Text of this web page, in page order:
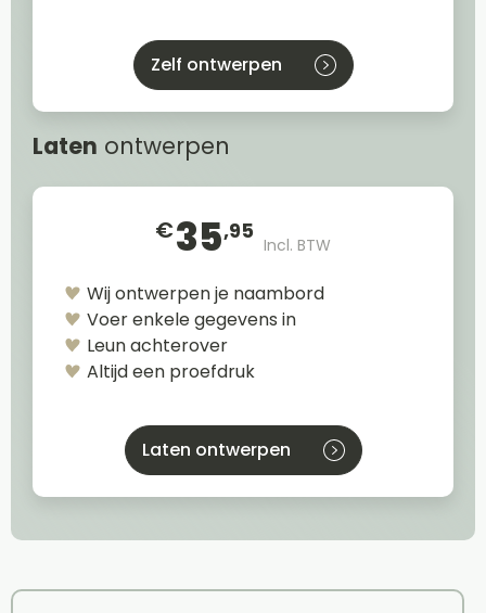
Zelf ontwerpen
Laten ontwerpen
€35,95
Incl. BTW
Wij ontwerpen je naambord
Voer enkele gegevens in
Leun achterover
Altijd een proefdruk
Laten ontwerpen